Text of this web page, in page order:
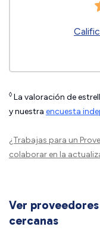
◊ La valoración de
y nuestra encuesta
¿Trabajas para un
colaborar en la
Ver
cercanas